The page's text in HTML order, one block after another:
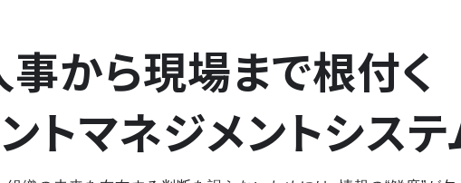
事から現場まで根付く
トマネジメントシステ